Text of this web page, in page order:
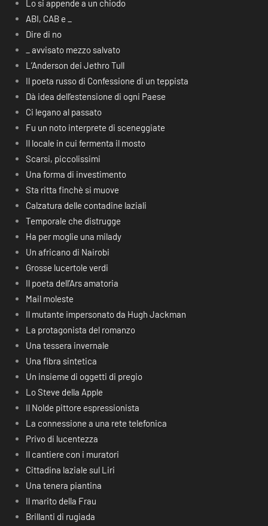
Lo si appende a un chiodo
ABI, CAB e _
Dire di no
_ avvisato mezzo salvato
L’Anderson dei Jethro Tull
Il poeta russo di Confessione di un teppista
Dà idea dell’estensione di ogni Paese
Ci legano al passato
Fu un noto interprete di sceneggiate
Il locale in cui fermenta il mosto
Scarsi, piccolissimi
Una forma di investimento
Sta ritta finchè si muove
Calzatura delle contadine laziali
Temporale che distrugge
Ha per moglie una milady
Un africano di Nairobi
Grosse lucertole verdi
Il poeta dell’Ars amatoria
Mail moleste
Il mutante impersonato da Hugh Jackman
La protagonista del romanzo
Una tessera invernale
Una fibra sintetica
Un insieme di oggetti di pregio
Lo Steve della Apple
Il Nolde pittore espressionista
La connessione a una rete telefonica
Privo di lucentezza
Il cantiere con i muratori
Cittadina laziale sul Liri
Una tenera piantina
Il marito della Frau
Brillanti di rugiada